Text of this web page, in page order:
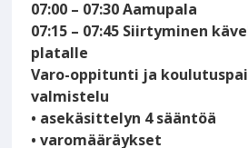
07:00 – 07:30 Aamupala
07:15 – 07:45 Siirtyminen
platalle
Varo-oppitunti ja
valmistelu
• asekäsittelyn 4 sääntöä
• varomääräykset